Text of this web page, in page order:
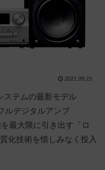
2021.09.23
ステムの最新モデル
ルデジタルアンプ
最大限に引き出す「ロ
化技術を惜しみなく投入